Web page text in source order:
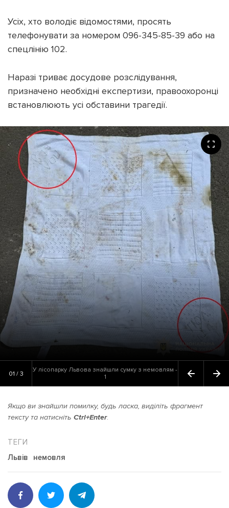
Усіх, хто володіє відомостями, просять
телефонувати за номером 096-345-85-39 або на
спецлінію 102.
Наразі триває досудове розслідування,
призначено необхідні експертизи, правоохоронці
встановлюють усі обставини трагедії.
01 / 3
У лісопарку Львова знайшли сумку з немовлям -
1
Якщо ви знайшли помилку, будь ласка, виділіть фрагмент
тексту та натисніть Ctrl+Enter.
Львів немовля